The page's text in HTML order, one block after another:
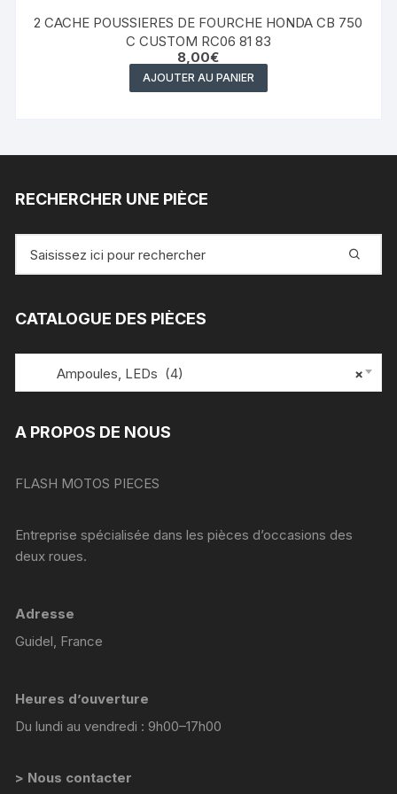
2 CACHE POUSSIERES DE FOURCHE HONDA CB 750
C CUSTOM RC06 81 83
8,00€
AJOUTER AU PANIER
RECHERCHER UNE PIÈCE
pour
CATALOGUE DES PIÈCES
×
Ampoules, LEDs (4)
A PROPOS DE NOUS
FLASH MOTOS PIECES
Entreprise spécialisée dans les pièces d’occasions des
deux roues.
Adresse
Guidel, France
Heures d’ouverture
Du lundi au vendredi : 9h00–17h00
> Nous contacter